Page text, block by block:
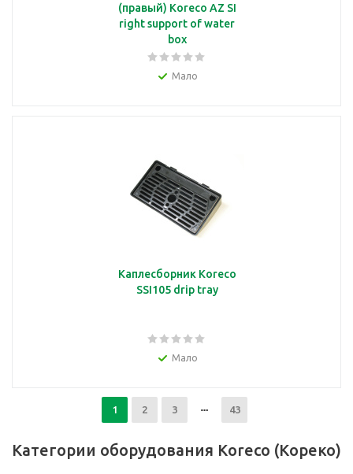
(правый) Koreco AZ SI
right support of water
box
Мало
Каплесборник Koreco
SSI105 drip tray
Мало
1 2 3 43
Категории оборудования Koreco (Кореко)